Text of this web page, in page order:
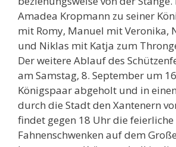
Amadea Kropmann zu seiner
mit Romy, Manuel mit Veronika,
und Niklas mit Katja zum
Der weitere Ablauf des
am Samstag, 8. September um
Königspaar abgeholt und in
durch die Stadt den Xantenern
findet gegen 18 Uhr die
Fahnenschwenken auf dem